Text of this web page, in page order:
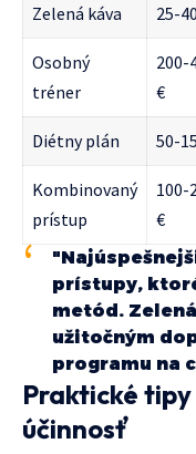
Zelená káva 25-
Osobný
tréner
200-
€
Diétny plán 50-
Kombinovaný
prístup
100-
€
prístupy,
metód.
užitočným
programu na
Praktické
účinnosť